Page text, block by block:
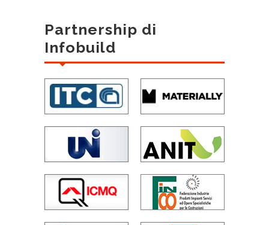
Partnership di
Infobuild